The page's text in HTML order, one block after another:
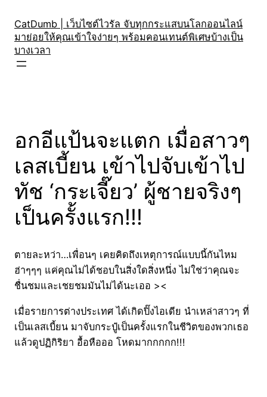
content
CatDumb | เว็บไซต์ไวรัล จับทุกกระแสบนโลกออนไลน์
มาย่อยให้คุณเข้าใจง่ายๆ พร้อมคอนเทนต์พิเศษบ้างเป็น
บางเวลา
อกอีแป้นจะแตก เมื่อสาวๆ
เลสเบี้ยน เข้าไปจับเข้าไป
ทัช ‘กระเจี๊ยว’ ผู้ชายจริงๆ
เป็นครั้งแรก!!!
ตายละหว่า…เพื่อนๆ เคยคิดถึงเหตุการณ์แบบนี้กันไหม
ฮ่าๆๆๆ แค่คุณไม่ได้ชอบในสิ่งใดสิ่งหนึ่ง ไม่ใช่ว่าคุณจะ
ชื่นชมและเชยชมมันไม่ได้นะเออ ><
เมื่อรายการต่างประเทศ ได้เกิดปิ๊งไอเดีย นำเหล่าสาวๆ ที่
เป็นเลสเบี้ยน มาจับกระปู๋เป็นครั้งแรกในชีวิตของพวกเธอ
แล้วดูปฏิกิริยา อื้อหือออ โหดมากกกกก!!!